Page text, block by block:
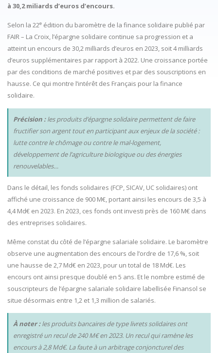
à 30,2 miliards d’euros d’encours.
Selon la 22e édition du baromètre de la finance solidaire publié par
FAIR – La Croix, l’épargne solidaire continue sa progression et a
atteint un encours de 30,2 milliards d’euros en 2023, soit 4 milliards
d’euros supplémentaires par rapport à 2022. Une croissance portée
par des conditions de marché positives et par des souscriptions en
hausse. Ce qui montre l’intérêt des Français pour la finance
solidaire.
Précision :les produits d’épargne solidaire permettent de faire
fructifier son argent tout en participant aux enjeux de la société :
lutte contre le chômage ou contre le mal-logement,
développement de l’agriculture biologique ou des énergies
renouvelables…
Dans le détail, les fonds solidaires (FCP, SICAV, UC solidaires) ont
affiché une croissance de 900 M€, portant ainsi les encours de 3,5 à
4,4 Md€ en 2023. En 2023, ces fonds ont investi près de 160 M€ dans
des entreprises solidaires.
Même constat du côté de l’épargne salariale solidaire. Le baromètre
observe une augmentation des encours de l’ordre de 17,6 %, soit
une hausse de 2,7 Md€ en 2023, pour un total de 18 Md€. Les
encours ont ainsi presque doublé en 5 ans. Et le nombre estimé de
souscripteurs de l’épargne salariale solidaire labellisée Finansol se
situe désormais entre 1,2 et 1,3 million de salariés.
À noter :les produits bancaires de type livrets solidaires ont
enregistré un recul de 240 M€ en 2023. Un recul qui ramène les
encours à 2,8 Md€. La faute à un arbitrage conjoncturel des